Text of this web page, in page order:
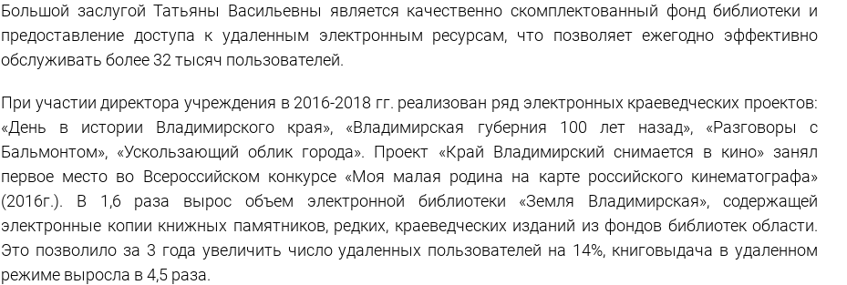
Большой заслугой Татьяны Васильевны является качественно скомплектованный фонд библиотеки и
предоставление доступа к удаленным электронным ресурсам, что позволяет ежегодно эффективно
обслуживать более 32 тысяч пользователей.
При участии директора учреждения в 2016-2018 гг. реализован ряд электронных краеведческих проектов:
«День в истории Владимирского края», «Владимирская губерния 100 лет назад», «Разговоры с
Бальмонтом», «Ускользающий облик города». Проект «Край Владимирский снимается в кино» занял
первое место во Всероссийском конкурсе «Моя малая родина на карте российского кинематографа»
(2016г.). В 1,6 раза вырос объем электронной библиотеки «Земля Владимирская», содержащей
электронные копии книжных памятников, редких, краеведческих изданий из фондов библиотек области.
Это позволило за 3 года увеличить число удаленных пользователей на 14%, книговыдача в удаленном
режиме выросла в 4,5 раза.